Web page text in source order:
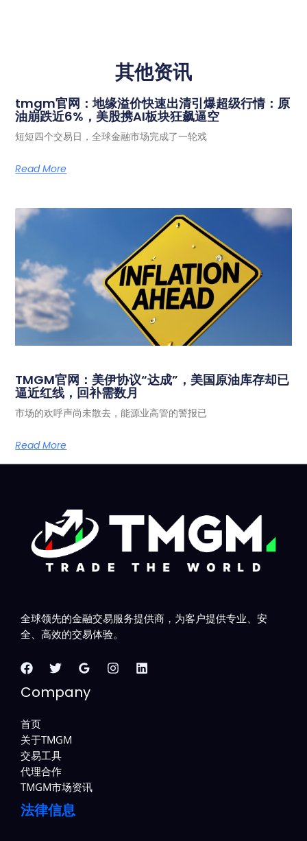
其他资讯
tmgm官网：地缘溢价快速出清引爆超级行情：原
油崩跌近6%，美股携AI板块狂飙逼空
短短四个交易日，全球金融市场完成了一轮戏
Read More
TMGM官网：美伊协议“达成”，美国原油库存却已
逼近红线，回补需数月
市场的欢呼声尚未散去，能源业高管的警报已
Read More
全球领先的金融交易服务提供商，为客户提供专业、安
全、高效的交易体验。
Company
首页
关于TMGM
交易工具
代理合作
TMGM市场资讯
法律信息